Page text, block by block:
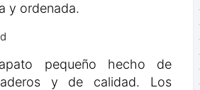
y ordenada.
pequeño hecho de
y de calidad. Los